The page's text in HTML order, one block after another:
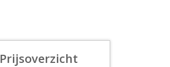
Prijsoverzicht